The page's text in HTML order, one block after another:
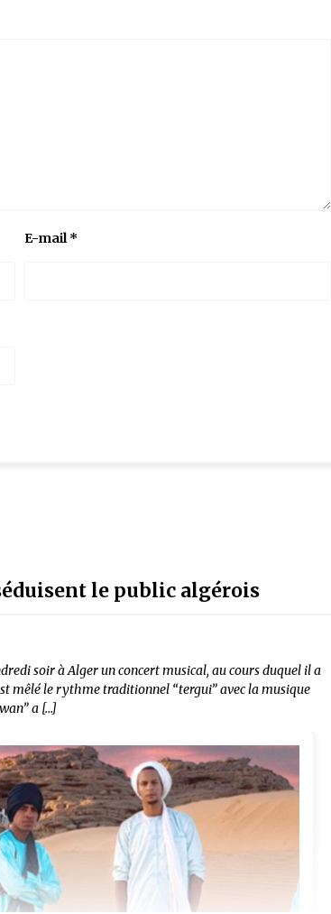
E-mail*
le public algérois
soir à Alger un concert musical, au cours duquel il a
mêlé le rythme traditionnel “tergui” avec la musique
a […]